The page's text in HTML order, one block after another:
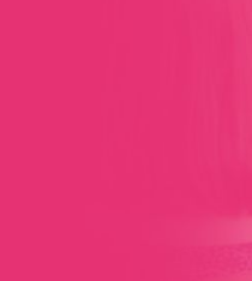
bereits über ein breites
diese Schulung ideal